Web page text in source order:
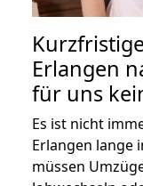
Erlangen
für uns
Es ist nicht
Erlangen lange
müssen